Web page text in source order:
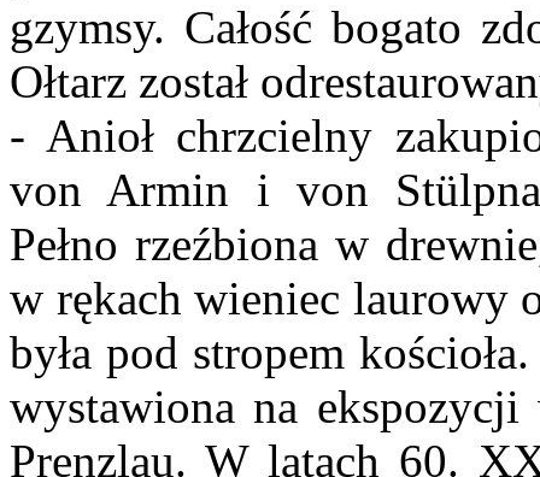
gzymsy. Całość bogato
Ołtarz został
- Anioł chrzcielny
von Armin i von
Pełno rzeźbiona w
w rękach wieniec laurowy
była pod stropem
wystawiona na
Prenzlau. W latach 60.